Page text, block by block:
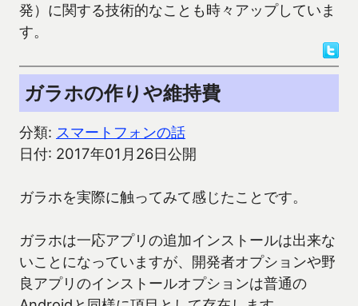
発）に関する技術的なことも時々アップしていま
す。
ガラホの作りや維持費
分類: スマートフォンの話
日付: 2017年01月26日公開
ガラホを実際に触ってみて感じたことです。
ガラホは一応アプリの追加インストールは出来な
いことになっていますが、開発者オプションや野
良アプリのインストールオプションは普通の